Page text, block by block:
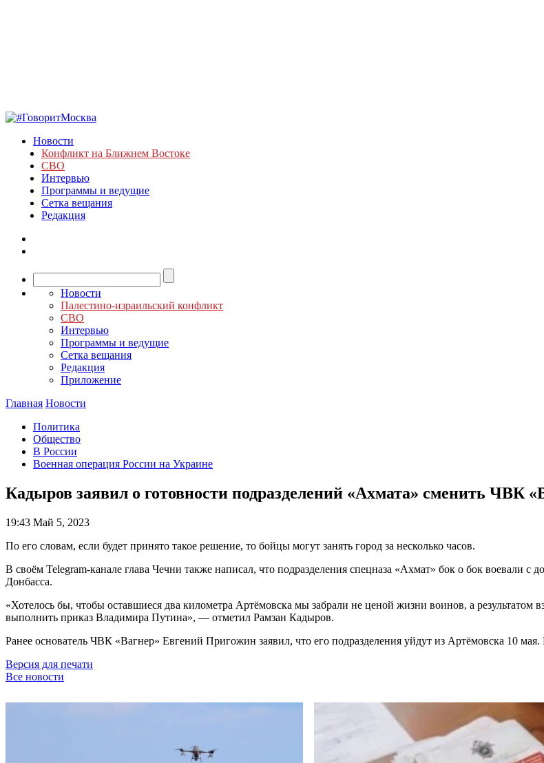
Новости
Конфликт на Ближнем Востоке
СВО
Интервью
Программы и ведущие
Сетка вещания
Редакция
Новости
Палестино-израильский конфликт
СВО
Интервью
Программы и ведущие
Сетка вещания
Редакция
Приложение
Главная Новости
Политика
Общество
В России
Военная операция России на Украине
Кадыров заявил о готовности подразделений «Ахмата» сменить ЧВК
19:43 Май 5, 2023
По его словам, если будет принято такое решение, то бойцы могут занять город за несколько часов.
В своём Telegram-канале глава Чечни также написал, что подразделения спецназа «Ахмат» бок о бок воевали
Донбасса.
«Хотелось бы, чтобы оставшиеся два километра Артёмовска мы забрали не ценой жизни воинов, а
выполнить приказ Владимира Путина», — отметил Рамзан Кадыров.
Ранее основатель ЧВК «Вагнер» Евгений Пригожин заявил, что его подразделения уйдут из Артёмовска 10
Версия для печати
Все новости